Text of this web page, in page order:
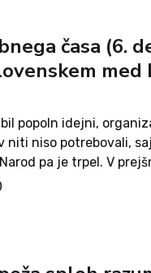
časa (6.
med
popoln idejni,
niti niso potrebovali,
pa je trpel. V
Stane Granda pisal o